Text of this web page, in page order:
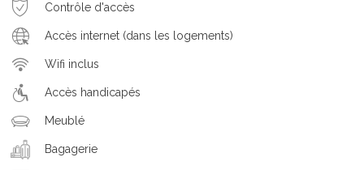
Contrôle d'accès
Accès internet (dans les logements)
Wifi inclus
Accès handicapés
Meublé
Bagagerie